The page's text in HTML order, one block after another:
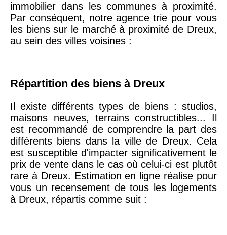
arrondissement
75019 - Paris
75013 -Paris
13ème
arrondissement
10 073 € 11 085 €
2 453 €
immobilier dans les communes à proximité.
Par conséquent, notre agence trie pour vous
les biens sur le marché à proximité de Dreux,
au sein des villes voisines :
Répartition des biens à Dreux
Il existe différents types de biens : studios,
maisons neuves, terrains constructibles... Il
est recommandé de comprendre la part des
différents biens dans la ville de Dreux. Cela
est susceptible d'impacter significativement le
prix de vente dans le cas où celui-ci est plutôt
rare à Dreux. Estimation en ligne réalise pour
vous un recensement de tous les logements
à Dreux, répartis comme suit :